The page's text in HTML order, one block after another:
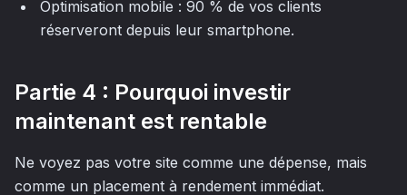
Optimisation mobile : 90 % de vos clients
réserveront depuis leur smartphone.
Partie 4 : Pourquoi investir
maintenant est rentable
Ne voyez pas votre site comme une dépense, mais
comme un placement à rendement immédiat.